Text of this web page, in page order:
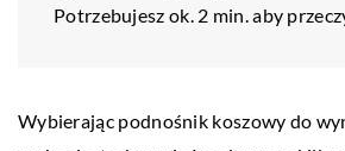
Potrzebujesz ok. 2 min. aby
Wybierając podnośnik koszowy do